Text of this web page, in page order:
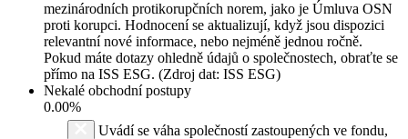
mezinárodních protikorupčních norem, jako je Úmluva OSN
proti korupci. Hodnocení se aktualizují, když jsou dispozici
relevantní nové informace, nebo nejméně jednou ročně.
Pokud máte dotazy ohledně údajů o společnostech, obraťte se
přímo na ISS ESG. (Zdroj dat: ISS ESG)
Nekalé obchodní postupy
0.00%
Uvádí se váha společností zastoupených ve fondu,